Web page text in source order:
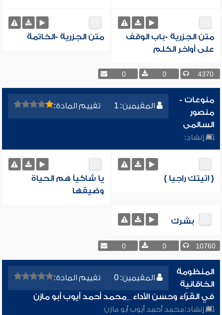
متن الجزرية -باب الوقف
على أواخر الكلم
متن الجزرية -الخاتمة
4370
0
0
المقيمين: 1 تقييم المادة:
منوعات -
منصور
السالمى
إنشاد:
( اتيتك راجيا )
يا شاكيآ هم الحياة
وضيقها
بشرك
10760
0
0
المقيمين: 0 تقييم المادة:
المنظومة
الخاقانية
في القرّاء وحسن الأداء _محمد أحمد أيوب أبو مازن
إنشاد:محمد أحمد أيوب أبو مازن